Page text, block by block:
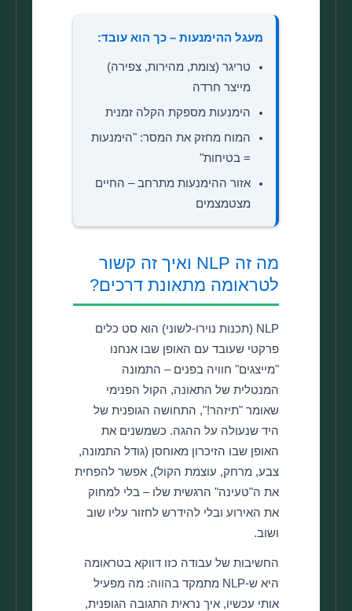
מעגל ההימנעות – כך הוא עובד:
טריגר (צומת, מהירות, צפירה)
מייצר חרדה
הימנעות מספקת הקלה זמנית
המוח מחזק את המסר: "הימנעות
= בטיחות"
אזור ההימנעות מתרחב – החיים
מצטמצמים
מה זה NLP ואיך זה קשור
לטראומה מתאונת דרכים?
NLP (תכנות נוירו-לשוני) הוא סט כלים
פרקטי שעובד עם האופן שבו אנחנו
"מייצגים" חוויה בפנים – התמונה
המנטלית של התאונה, הקול הפנימי
שאומר "תיזהר!", התחושה הגופנית של
היד שנעולה על ההגה. כשמשנים את
האופן שבו הזיכרון מאוחסן (גודל התמונה,
צבע, מרחק, עוצמת הקול), אפשר להפחית
את ה"טעינה" הרגשית שלו – בלי למחוק
את האירוע ובלי להידרש לחזור עליו שוב
ושוב.
החשיבות של עבודה כזו דווקא בטראומה
היא ש-NLP מתמקד בהווה: מה מפעיל
אותי עכשיו, איך נראית התגובה הגופנית,